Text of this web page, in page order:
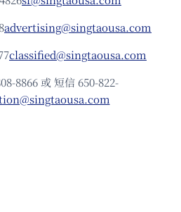
advertising@singtaousa.com
classified@singtaousa.com
8866 或 短信 650-822-